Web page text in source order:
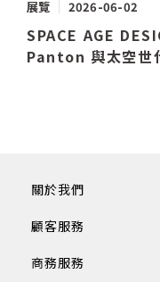
展覽 2026-06-02
SPACE AGE
Panton 與太空世
關於我們
顧客服務
商務服務